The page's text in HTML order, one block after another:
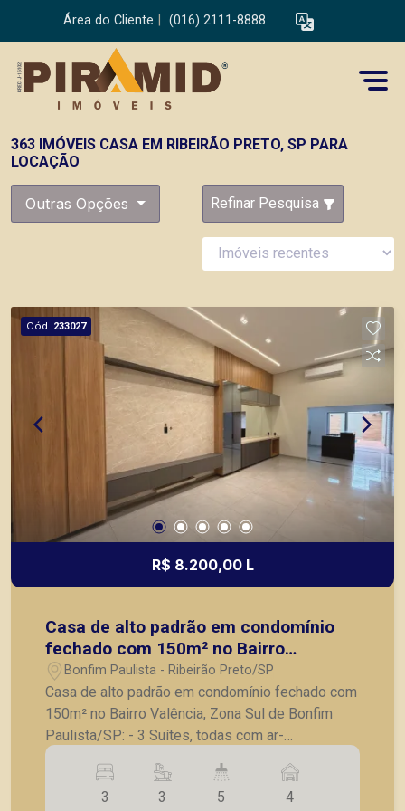
Área do Cliente (016) 2111-8888
363 IMÓVEIS CASA EM RIBEIRÃO PRETO, SP PARA
LOCAÇÃO
Outras Opções Refinar Pesquisa
Cód. 233027
R$ 8.200,00 L
Casa de alto padrão em condomínio
fechado com 150m² no Bairro
Valência, Zona Sul de Bonfim
Paulista/SP:
Bonfim Paulista - Ribeirão Preto/SP
Casa de alto padrão em condomínio fechado com
150m² no Bairro Valência, Zona Sul de Bonfim
Paulista/SP: - 3 Suítes, todas com ar-
condicionado; - Sala 2 ambientes com ar-
condicionado e painel; - Lavabo; - Piscina com
cascata e aquecimento solar e elétrico; -
3 3 5 4